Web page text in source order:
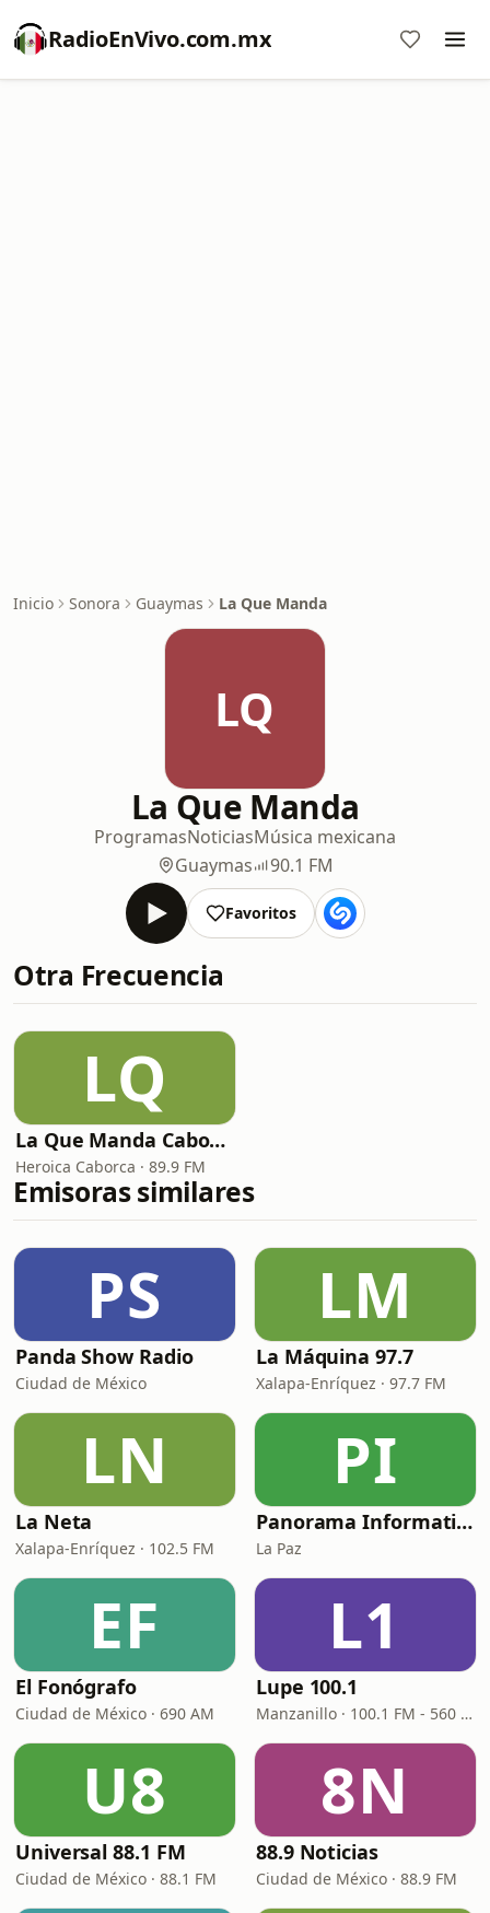
RadioEnVivo.com.mx
Inicio Sonora Guaymas La Que Manda
LQ
La Que Manda
ProgramasNoticiasMúsica mexicana
Guaymas
90.1 FM
Favoritos
Otra Frecuencia
LQ
La Que Manda Caborca
Heroica Caborca · 89.9 FM
Emisoras similares
PS
Panda Show Radio
Ciudad de México
LM
La Máquina 97.7
Xalapa-Enríquez · 97.7 FM
LN
La Neta
Xalapa-Enríquez · 102.5 FM
PI
Panorama Informativo
La Paz
EF
El Fonógrafo
Ciudad de México · 690 AM
L1
Lupe 100.1
Manzanillo · 100.1 FM - 560 AM
U8
Universal 88.1 FM
Ciudad de México · 88.1 FM
8N
88.9 Noticias
Ciudad de México · 88.9 FM